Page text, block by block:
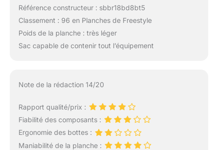
Référence constructeur : sbbr18bd8bt5
Classement : 96 en Planches de Freestyle
Poids de la planche : très léger
Sac capable de contenir tout l’équipement
Note de la rédaction 14/20
Rapport qualité/prix :
Fiabilité des composants :
Ergonomie des bottes :
Maniabilité de la planche :